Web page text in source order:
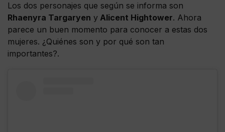
Los dos personajes que según se informa son
Rhaenyra Targaryen y Alicent Hightower. Ahora
parece un buen momento para conocer a estas dos
mujeres. ¿Quiénes son y por qué son tan
importantes?.